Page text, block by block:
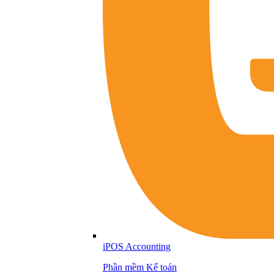
iPOS Accounting
Phần mềm Kế toán